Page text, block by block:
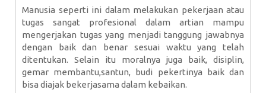
Manusia seperti ini dalam melakukan pekerjaan atau
tugas sangat profesional dalam artian mampu
mengerjakan tugas yang menjadi tanggung jawabnya
dengan baik dan benar sesuai waktu yang telah
ditentukan. Selain itu moralnya juga baik, disiplin,
gemar membantu,santun, budi pekertinya baik dan
bisa diajak bekerjasama dalam kebaikan.